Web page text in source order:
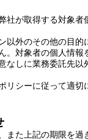
社が取得する対象者
以外のその他の目的
。対象者の個人情報
しに業務委託先以
シーに従って適切
また上記の期限を過